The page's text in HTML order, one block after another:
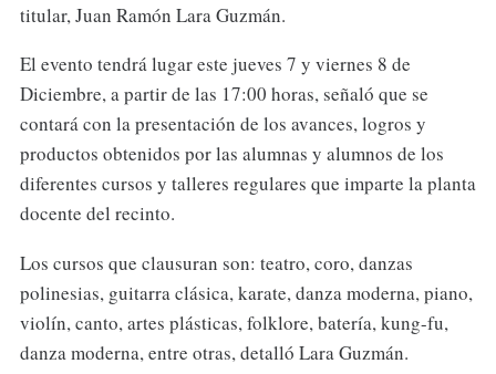
titular, Juan Ramón Lara Guzmán.
El evento tendrá lugar este jueves 7 y viernes 8 de
Diciembre, a partir de las 17:00 horas, señaló que se
contará con la presentación de los avances, logros y
productos obtenidos por las alumnas y alumnos de los
diferentes cursos y talleres regulares que imparte la planta
docente del recinto.
Los cursos que clausuran son: teatro, coro, danzas
polinesias, guitarra clásica, karate, danza moderna, piano,
violín, canto, artes plásticas, folklore, batería, kung-fu,
danza moderna, entre otras, detalló Lara Guzmán.